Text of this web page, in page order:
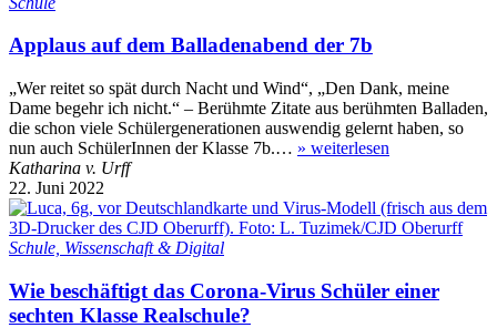
Applaus auf dem Balladenabend der 7b
„Wer reitet so spät durch Nacht und Wind“, „Den Dank, meine
Dame begehr ich nicht.“ – Berühmte Zitate aus berühmten Balladen,
die schon viele Schülergenerationen auswendig gelernt haben, so
nun auch SchülerInnen der Klasse 7b.… » weiterlesen
Katharina v. Urff
22. Juni 2022
Schule, Wissenschaft & Digital
Wie beschäftigt das Corona-Virus Schüler einer
sechten Klasse Realschule?